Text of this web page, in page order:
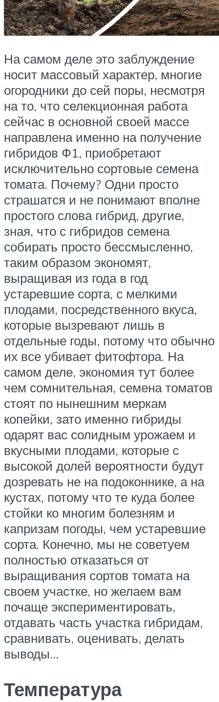
На самом деле это заблуждение
носит массовый характер, многие
огородники до сей поры, несмотря
на то, что селекционная работа
сейчас в основной своей массе
направлена именно на получение
гибридов Ф1, приобретают
исключительно сортовые семена
томата. Почему? Одни просто
страшатся и не понимают вполне
простого слова гибрид, другие,
зная, что с гибридов семена
собирать просто бессмысленно,
таким образом экономят,
выращивая из года в год
устаревшие сорта, с мелкими
плодами, посредственного вкуса,
которые вызревают лишь в
отдельные годы, потому что обычно
их все убивает фитофтора. На
самом деле, экономия тут более
чем сомнительная, семена томатов
стоят по нынешним меркам
копейки, зато именно гибриды
одарят вас солидным урожаем и
вкусными плодами, которые с
высокой долей вероятности будут
дозревать не на подоконнике, а на
кустах, потому что те куда более
стойки ко многим болезням и
капризам погоды, чем устаревшие
сорта. Конечно, мы не советуем
полностью отказаться от
выращивания сортов томата на
своем участке, но желаем вам
почаще экспериментировать,
отдавать часть участка гибридам,
сравнивать, оценивать, делать
выводы…
Температура